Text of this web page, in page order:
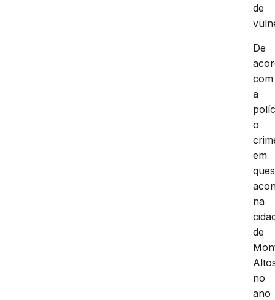
de
De
com
a
o
em
na
de
no
ano